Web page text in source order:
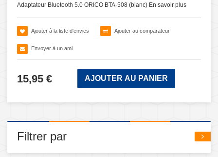
Adaptateur Bluetooth 5.0 ORICO BTA-508 (blanc) En savoir plus
Ajouter à la liste d'envies Ajouter au comparateur
Envoyer à un ami
15,95 € AJOUTER AU PANIER
Filtrer par